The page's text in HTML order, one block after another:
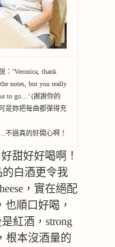
’Veronica, thank
notes, but you really
to go…’ (謝謝你的
是妳把每曲都彈得充
不過真的好開心啊！
甜好好喝啊！
的白酒更令我
，實在絕配
也順口好喝，
紅酒，strong
根本沒酒量的